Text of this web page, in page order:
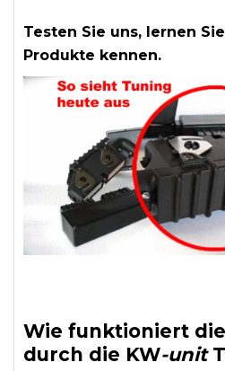
Testen Sie uns, lernen
Produkte kennen.
Wie funktioniert
durch die KW-unit